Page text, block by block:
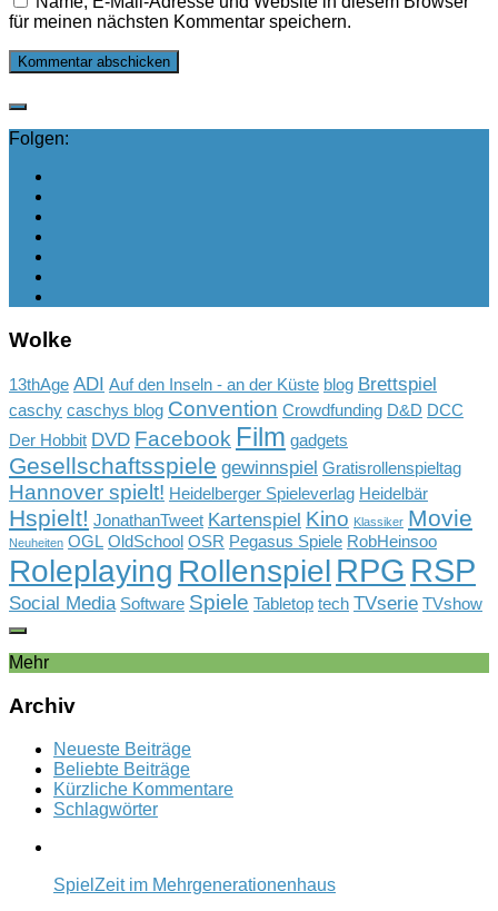
für meinen nächsten Kommentar speichern.
Folgen:
Wolke
13thAge ADI Auf den Inseln - an der Küste blog Brettspiel
caschy caschys blog Convention Crowdfunding D&D DCC
Der Hobbit DVD Facebook Film gadgets
Gesellschaftsspiele gewinnspiel Gratisrollenspieltag
Hannover spielt! Heidelberger Spieleverlag Heidelbär
Hspielt! JonathanTweet Kartenspiel Kino Klassiker Movie
Neuheiten OGL OldSchool OSR Pegasus Spiele RobHeinsoo
Roleplaying Rollenspiel RPG RSP
Social Media Software Spiele Tabletop tech TVserie TVshow
Mehr
Archiv
Neueste Beiträge
Beliebte Beiträge
Kürzliche Kommentare
Schlagwörter
SpielZeit im Mehrgenerationenhaus